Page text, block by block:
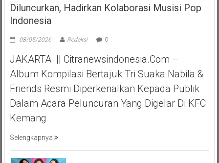
Diluncurkan, Hadirkan Kolaborasi Musisi Pop
Indonesia
08/05/2026 Redaksi 0
JAKARTA || Citranewsindonesia.com –
Album Kompilasi Bertajuk Tri Suaka Nabila &
Friends Resmi Diperkenalkan Kepada Publik
Dalam Acara Peluncuran Yang Digelar Di KFC
Kemang
Selengkapnya